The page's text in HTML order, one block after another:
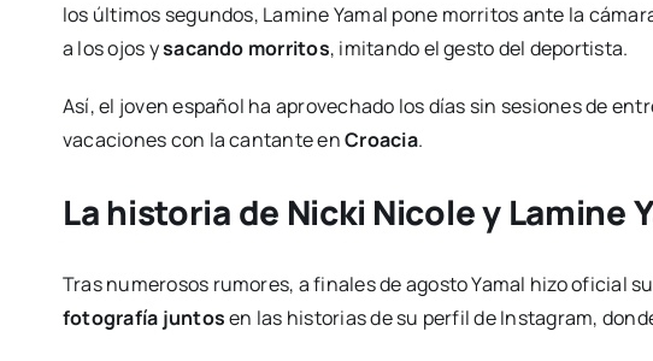
los últimos segundos, Lamine Yamal pone morritos ante la
a los ojos ysacando morritos, imitando el gesto del deportista.
Así, el joven español ha aprovechado los días sin sesiones de
vacaciones con la cantante enCroacia.
La historia de Nicki Nicole y Lamine
Tras numerosos rumores, a finales de agosto Yamal hizo oficial
fotografía juntosen las historias de su perfil de Instagram,